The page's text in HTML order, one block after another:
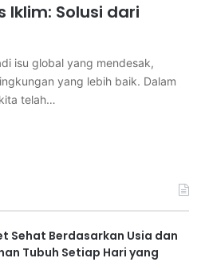
Iklim: Solusi dari
isu global yang mendesak,
yang lebih baik. Dalam
telah…
Sehat Berdasarkan Usia dan
Tubuh Setiap Hari yang